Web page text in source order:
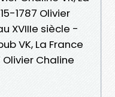
1787 Olivier
XVIIIe siècle -
VK, La France
Olivier Chaline